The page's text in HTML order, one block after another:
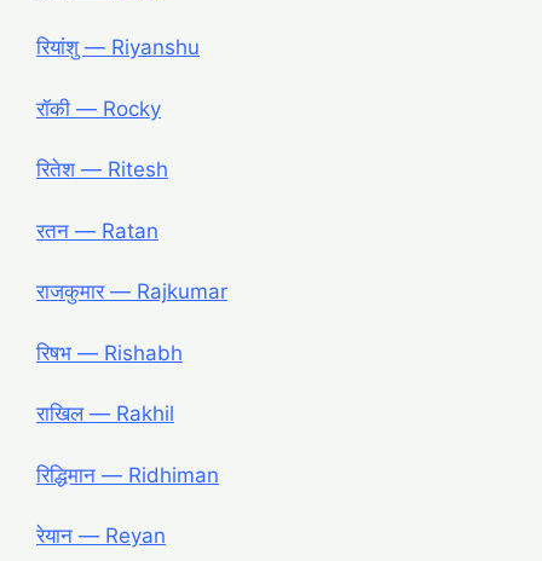
रियांशु ― Riyanshu
रॉकी ― Rocky
रितेश ― Ritesh
रतन ― Ratan
राजकुमार ― Rajkumar
रिषभ ― Rishabh
राखिल ― Rakhil
रिद्धिमान ― Ridhiman
रेयान ― Reyan